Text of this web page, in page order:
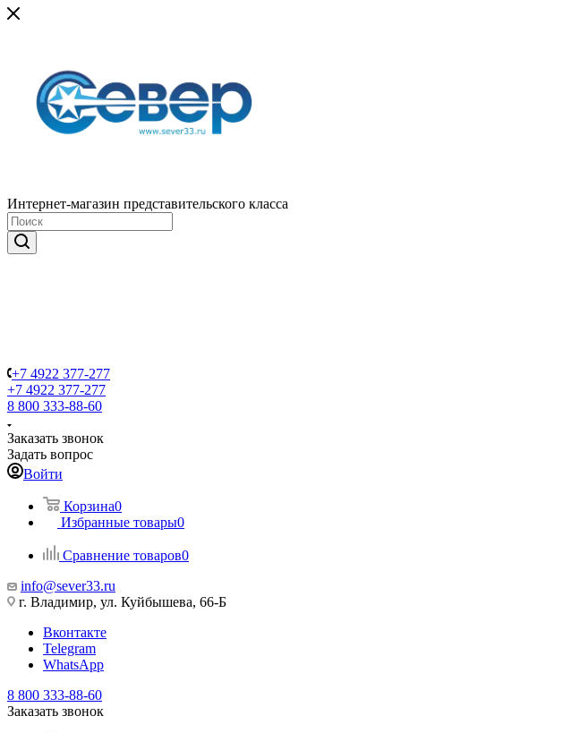
Интернет-магазин представительского класса
+7 4922 377-277
+7 4922 377-277
8 800 333-88-60
Заказать звонок
Задать вопрос
Войти
Корзина0
Избранные товары0
Сравнение товаров0
info@sever33.ru
г. Владимир, ул. Куйбышева, 66-Б
Вконтакте
Telegram
WhatsApp
8 800 333-88-60
Заказать звонок